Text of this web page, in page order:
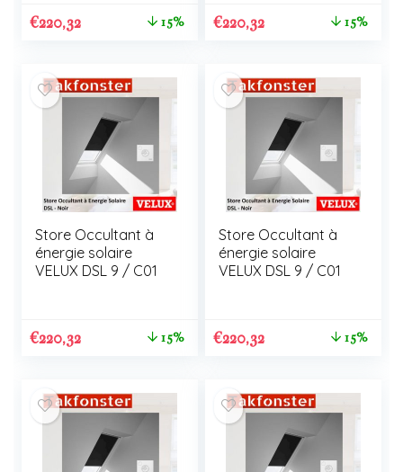
€220,32 15% €220,32 15%
Store Occultant à
énergie solaire
VELUX DSL 9 / C01
€220,32 15%
Store Occultant à
énergie solaire
VELUX DSL 9 / C01
€220,32 15%